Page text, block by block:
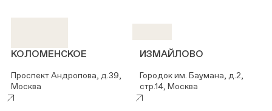
КОЛОМЕНСКОЕ
Проспект Андропова, д.39,
Москва
ИЗМАЙЛОВО
Городок им. Баумана, д.2,
стр.14, Москва